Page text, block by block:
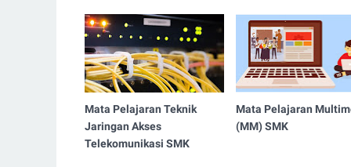
Mata Pelajaran Teknik
Jaringan Akses
Telekomunikasi SMK
Mata Pelajaran
(MM) SMK